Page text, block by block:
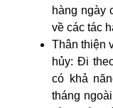
hàng ngày
về các tác
Thân thiện
hủy: Đi
có khả
tháng